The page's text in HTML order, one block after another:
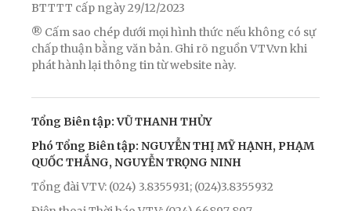
BTTTT cấp ngày 29/12/2023
® Cấm sao chép dưới mọi hình thức nếu không có sự
chấp thuận bằng văn bản. Ghi rõ nguồn VTV.vn khi
phát hành lại thông tin từ website này.
Tổng Biên tập: VŨ THANH THỦY
Phó Tổng Biên tập: NGUYỄN THỊ MỸ HẠNH, PHẠM
QUỐC THẮNG, NGUYỄN TRỌNG NINH
Tổng đài VTV: (024) 3.8355931; (024)3.8355932